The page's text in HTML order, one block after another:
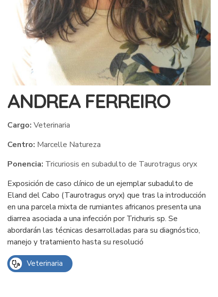
ANDREA FERREIRO
Cargo: Veterinaria
Centro: Marcelle Natureza
Ponencia: Tricuriosis en subadulto de Taurotragus oryx
Exposición de caso clínico de un ejemplar subadulto de
Eland del Cabo (Taurotragus oryx) que tras la introducción
en una parcela mixta de rumiantes africanos presenta una
diarrea asociada a una infección por Trichuris sp. Se
abordarán las técnicas desarrolladas para su diagnóstico,
manejo y tratamiento hasta su resolució
Veterinaria